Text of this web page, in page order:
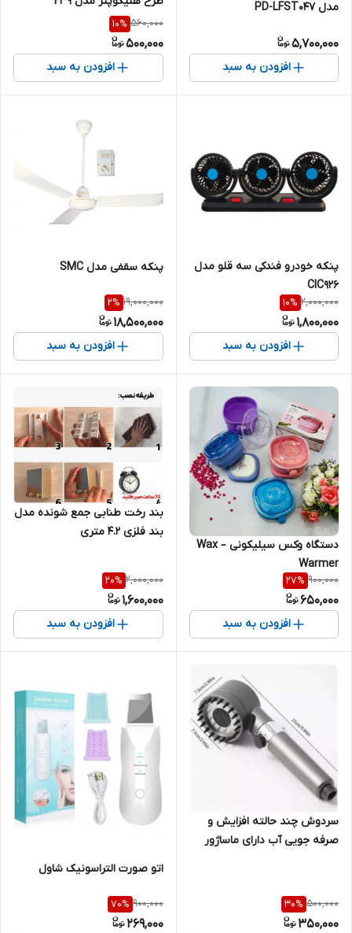
مدل PD-LFST047
5,700,000
افزودن به سبد
560,000
10%
500,000
افزودن به سبد
پنکه خودرو فندکی سه قلو مدل
CIC926
2,000,000
10%
1,800,000
افزودن به سبد
پنکه سقفی مدل SMC
19,000,000
2%
18,500,000
افزودن به سبد
دستگاه وکس سیلیکونی – Wax
Warmer
900,000
27%
650,000
افزودن به سبد
بند رخت طنابی جمع شونده مدل
بند فلزی 4.2 متری
2,000,000
20%
1,600,000
افزودن به سبد
سردوش چند حالته افزایش و
صرفه جویی آب دارای ماساژور
500,000
30%
350,000
اتو صورت التراسونیک شاول
900,000
70%
269,000